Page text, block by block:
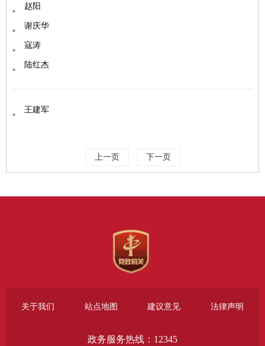
赵阳
谢庆华
寇涛
陆红杰
王建军
上一页 下一页
关于我们 站点地图 建议意见 法律声明
政务服务热线：12345